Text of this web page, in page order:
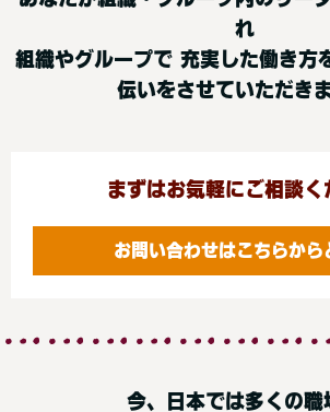
れ
組織やグループで 充実した働き方
伝いをさせていただきま
まずはお気軽にご相談く
お問い合わせはこちらから
今、日本では多くの職